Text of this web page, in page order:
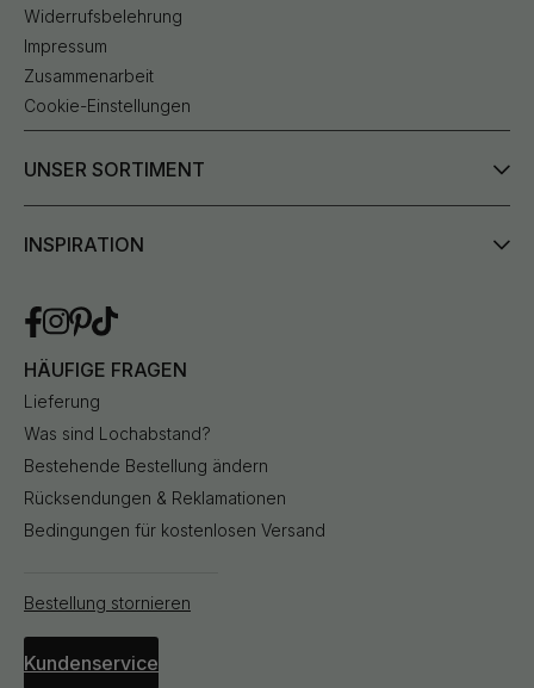
Widerrufsbelehrung
Impressum
Zusammenarbeit
Cookie-Einstellungen
UNSER SORTIMENT
INSPIRATION
HÄUFIGE FRAGEN
Lieferung
Was sind Lochabstand?
Bestehende Bestellung ändern
Rücksendungen & Reklamationen
Bedingungen für kostenlosen Versand
Bestellung stornieren
Kundenservice